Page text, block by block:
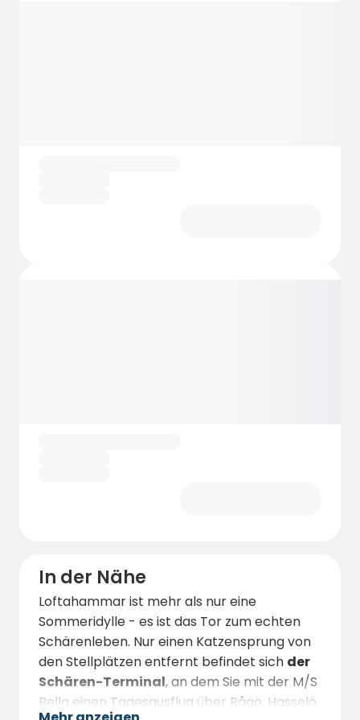
In der Nähe
Loftahammar ist mehr als nur eine
Sommeridylle - es ist das Tor zum echten
Schärenleben. Nur einen Katzensprung von
den Stellplätzen entfernt befindet sich der
Schären-Terminal, an dem Sie mit der M/S
Bella einen Tagesausflug über Rågö, Hasselö